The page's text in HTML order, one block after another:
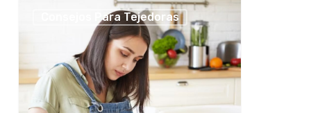
por
tus
trabajos
Consejos Para Tejedoras